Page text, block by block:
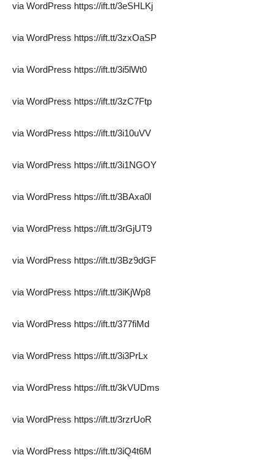
via WordPress https://ift.tt/3eSHLKj
via WordPress https://ift.tt/3zxOaSP
via WordPress https://ift.tt/3i5lWt0
via WordPress https://ift.tt/3zC7Ftp
via WordPress https://ift.tt/3i10uVV
via WordPress https://ift.tt/3i1NGOY
via WordPress https://ift.tt/3BAxa0l
via WordPress https://ift.tt/3rGjUT9
via WordPress https://ift.tt/3Bz9dGF
via WordPress https://ift.tt/3iKjWp8
via WordPress https://ift.tt/377fiMd
via WordPress https://ift.tt/3i3PrLx
via WordPress https://ift.tt/3kVUDms
via WordPress https://ift.tt/3rzrUoR
via WordPress https://ift.tt/3iQ4t6M